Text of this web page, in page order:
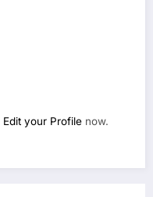
Edit your Profile now.